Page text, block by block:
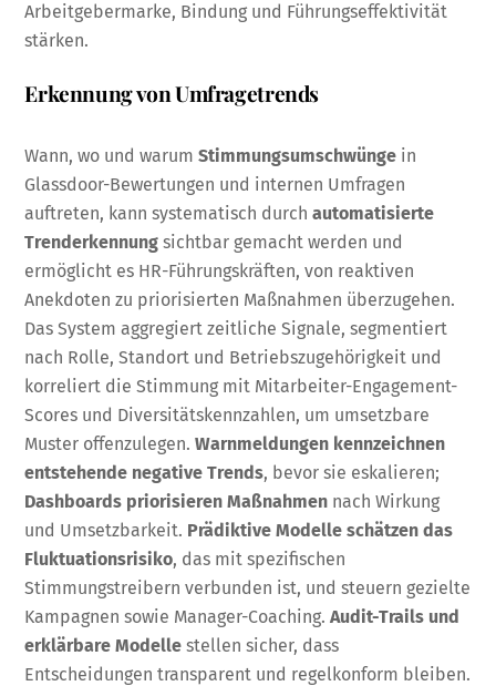
Arbeitgebermarke, Bindung und Führungseffektivität
stärken.
Erkennung von Umfragetrends
Wann, wo und warumStimmungsumschwünge in
Glassdoor-Bewertungen und internen Umfragen
auftreten, kann systematisch durchautomatisierte
Trenderkennung sichtbar gemacht werden und
ermöglicht es HR-Führungskräften, von reaktiven
Anekdoten zu priorisierten Maßnahmen überzugehen.
Das System aggregiert zeitliche Signale, segmentiert
nach Rolle, Standort und Betriebszugehörigkeit und
korreliert die Stimmung mit Mitarbeiter-Engagement-
Scores und Diversitätskennzahlen, um umsetzbare
Muster offenzulegen.Warnmeldungen kennzeichnen
entstehende negative Trends, bevor sie eskalieren;
Dashboards priorisieren Maßnahmen nach Wirkung
und Umsetzbarkeit. Prädiktive Modelle schätzen das
Fluktuationsrisiko, das mit spezifischen
Stimmungstreibern verbunden ist, und steuern gezielte
Kampagnen sowie Manager-Coaching.Audit-Trails und
erklärbare Modelle stellen sicher, dass
Entscheidungen transparent und regelkonform bleiben.